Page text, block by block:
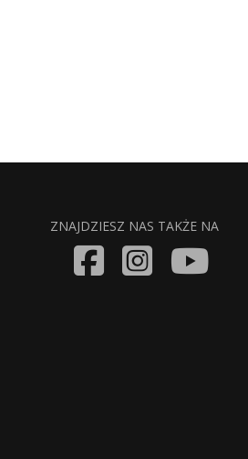
ZNAJDZIESZ NAS TAKŻE NA